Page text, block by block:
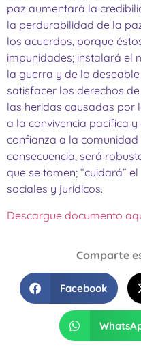
paz aumentará la
la perdurabilidad de la
los acuerdos, porque
impunidades; instalará el
la guerra y de lo
satisfacer los derechos
las heridas causadas por
a la convivencia pacífica
confianza a la comunidad
consecuencia, será
que se tomen; “cuidará”
sociales y jurídicos.
Descargue documento
Comparte
Facebook